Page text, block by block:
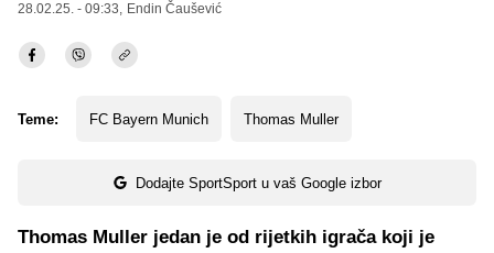
28.02.25. - 09:33, Endin Čaušević
Teme: FC Bayern Munich Thomas Muller
Dodajte SportSport u vaš Google izbor
Thomas Muller jedan je od rijetkih igrača koji je